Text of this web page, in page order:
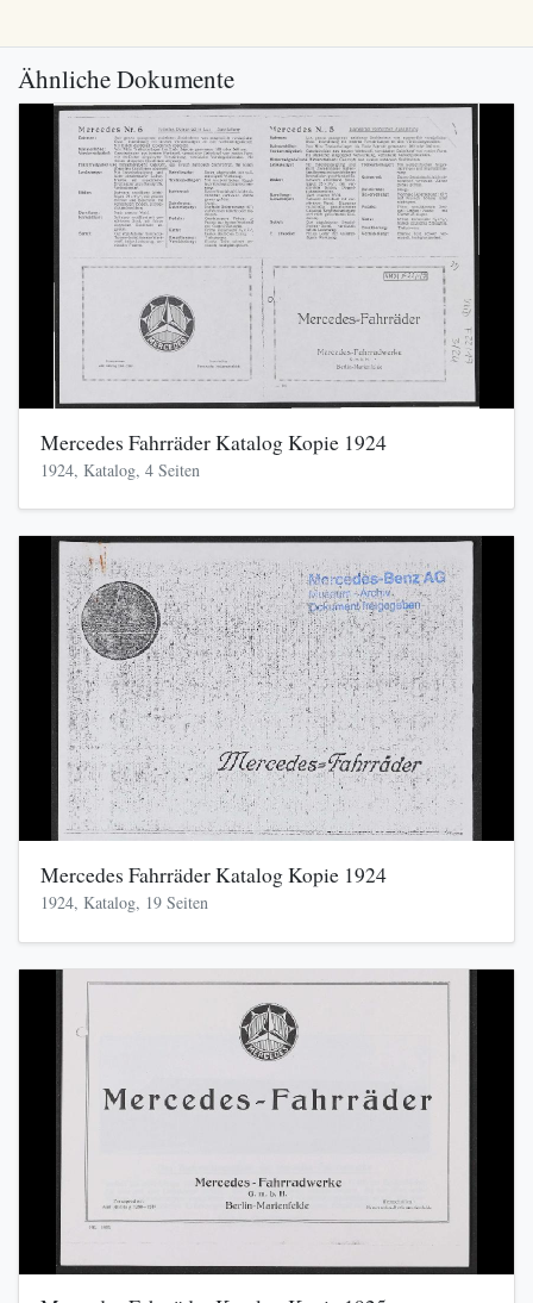
Ähnliche Dokumente
Mercedes Fahrräder Katalog Kopie 1924
1924, Katalog, 4 Seiten
Mercedes Fahrräder Katalog Kopie 1924
1924, Katalog, 19 Seiten